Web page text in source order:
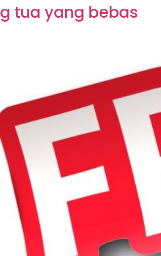
tua yang bebas